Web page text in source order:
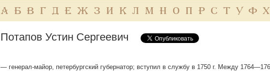
А Б В Г Д Е Ж З И К Л М Н О П Р С Т У Ф Х
Потапов Устин Сергеевич
— генерал-майор, петербургский губернатор; вступил в службу в 1750 г. Между